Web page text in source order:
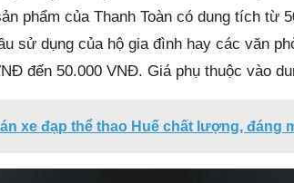
phẩm của Thanh Toàn có dung tích từ
sử dụng của hộ gia đình hay các văn
đến 50.000 VNĐ. Giá phụ thuộc vào
xe đạp thể thao Huế chất lượng, đáng